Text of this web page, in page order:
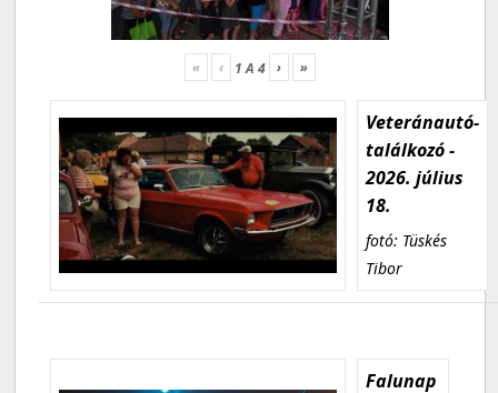
« ‹ 1A 4 › »
Veteránautó-
találkozó -
2026. július
18.
fotó: Tüskés
Tibor
Falunap